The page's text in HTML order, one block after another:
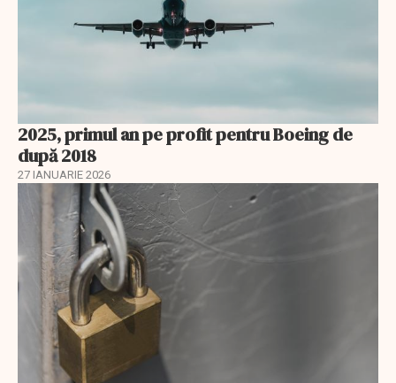
2025, primul an pe profit pentru Boeing de
după 2018
27 IANUARIE 2026